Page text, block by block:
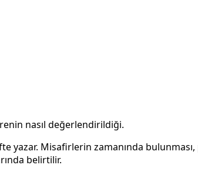
nasıl değerlendirildiği.
yazar. Misafirlerin zamanında
belirtilir.